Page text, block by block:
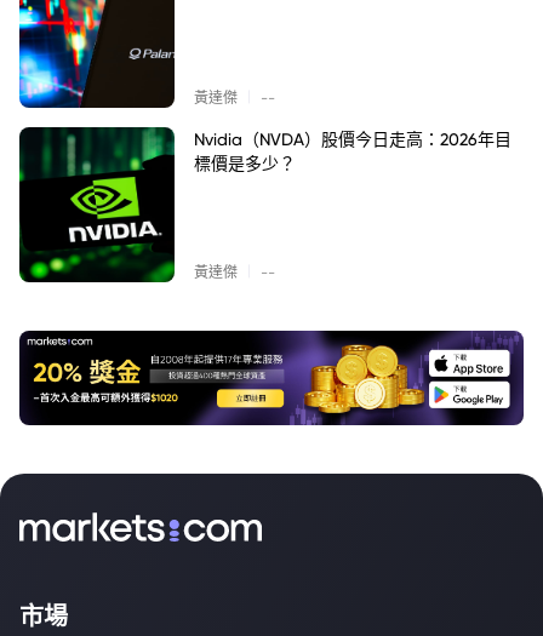
黃達傑 --
Nvidia（NVDA）股價今日走高：2026年目
標價是多少？
黃達傑 --
市場